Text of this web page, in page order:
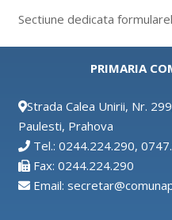
Sectiune dedicata
PRIMARIA
Strada Calea Unirii, Nr.
Paulesti, Prahova
Tel.: 0244.224.290,
Fax: 0244.224.290
Email: